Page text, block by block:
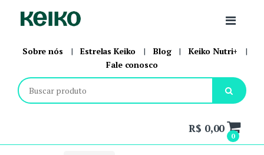
Sobre nós | Estrelas Keiko | Blog | Keiko Nutri+
|
Fale conosco
Botão para
R$ 0,00
0